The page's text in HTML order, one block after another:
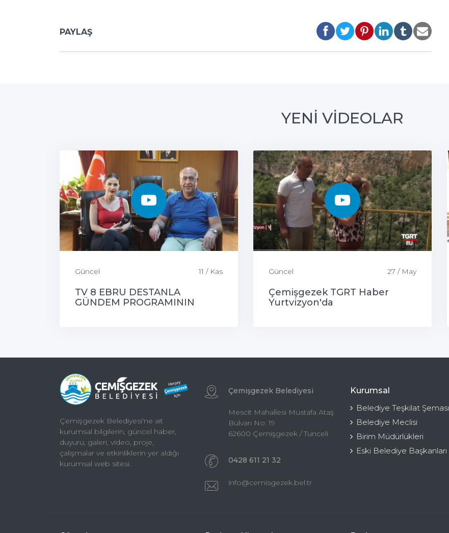
PAYLAŞ
YENİ VİDEOLAR
Güncel 11 / Kas
TV 8 EBRU DESTANLA
GÜNDEM PROGRAMININ
Güncel 27 / May
Çemişgezek TGRT Haber
Yurtvizyon'da
Çemişgezek Belediyesi'ne ait
kurumsal bilgilerin, güncel haber,
duyuru, galeri, video, proje,
çalışmalar ve etkinliklerin yer aldığı
kurumsal web sitesi.
Çemişgezek Belediyesi
Mescit Mahallesi Mustafa Ataş
Bulvarı No: 19
62600 Çemişgezek / Tunceli
0428 611 21 32
info@cemisgezek.bel.tr
Kurumsal
Belediye Teşkilat Şeması
Belediye Meclisi
Birim Müdürlükleri
Eski Belediye Başkanları